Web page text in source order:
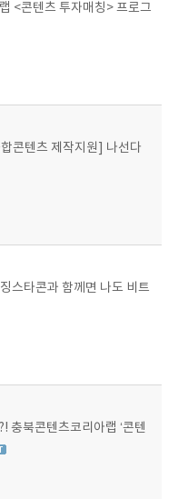
<콘텐츠 투자매칭> 프로그
콘텐츠 제작지원] 나선다
스타콘과 함께면 나도 비트
충북콘텐츠코리아랩 ‘콘텐